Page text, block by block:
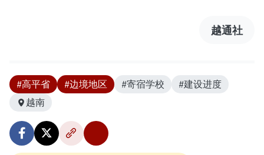
越通社
#高平省 #边境地区 #寄宿学校
#建设进度
越南